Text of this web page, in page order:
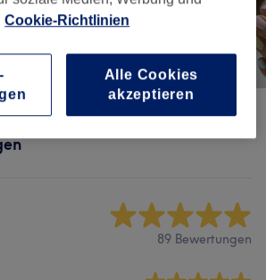
89 Bewertungen
Cookie-Richtlinien
Alle Cookies
akzeptieren